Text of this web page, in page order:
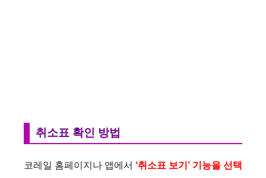
취소표 확인 방법
코레일 홈페이지나 앱에서 ‘취소표 보기’ 기능을 선택